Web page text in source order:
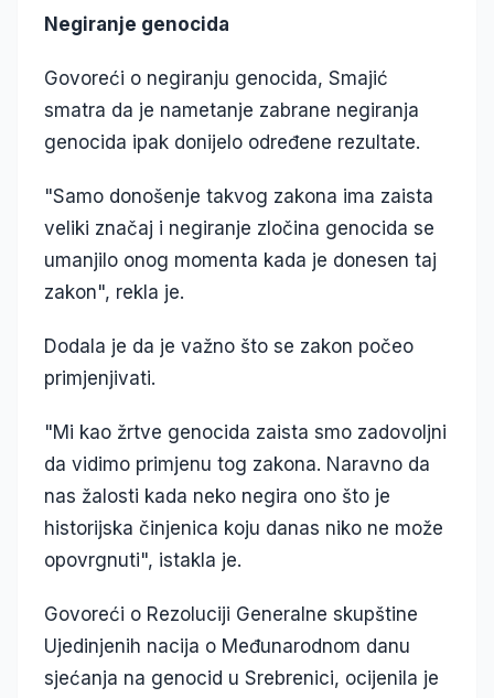
Negiranje genocida
Govoreći o negiranju genocida, Smajić
smatra da je nametanje zabrane negiranja
genocida ipak donijelo određene rezultate.
"Samo donošenje takvog zakona ima zaista
veliki značaj i negiranje zločina genocida se
umanjilo onog momenta kada je donesen taj
zakon", rekla je.
Dodala je da je važno što se zakon počeo
primjenjivati.
"Mi kao žrtve genocida zaista smo zadovoljni
da vidimo primjenu tog zakona. Naravno da
nas žalosti kada neko negira ono što je
historijska činjenica koju danas niko ne može
opovrgnuti", istakla je.
Govoreći o Rezoluciji Generalne skupštine
Ujedinjenih nacija o Međunarodnom danu
sjećanja na genocid u Srebrenici, ocijenila je